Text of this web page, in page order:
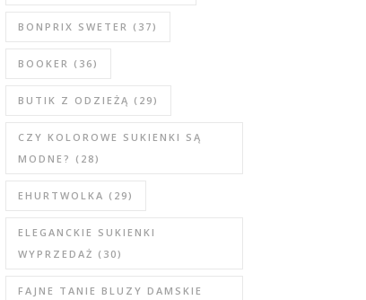
BONPRIX SWETER (37)
BOOKER (36)
BUTIK Z ODZIEŻĄ (29)
CZY KOLOROWE SUKIENKI SĄ
MODNE? (28)
EHURTWOLKA (29)
ELEGANCKIE SUKIENKI
WYPRZEDAŻ (30)
FAJNE TANIE BLUZY DAMSKIE